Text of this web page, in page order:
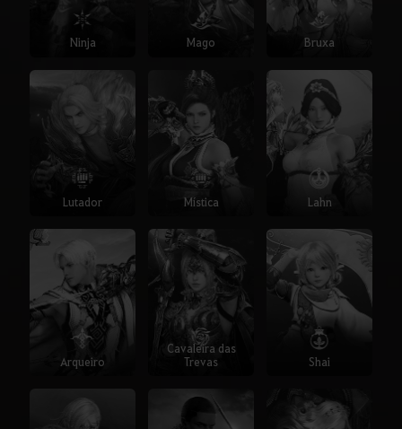
Ninja Mago Bruxa
Lutador Mística Lahn
Arqueiro
Cavaleira das
Trevas
Shai